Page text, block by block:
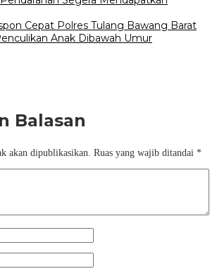
Cepat Polres Tulang Bawang Barat
Anak Dibawah Umur
Balasan
akan dipublikasikan. Ruas yang wajib ditandai *